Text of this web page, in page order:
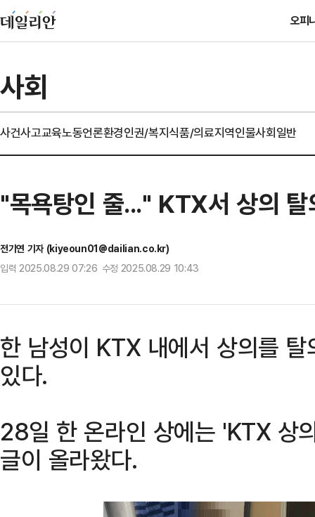
오피
사회
사건사고교육노동언론환경인권/복지식품/의료지역인물사회일반
"목욕탕인 줄..." KTX서 상의 탈
전기연 기자 (kiyeoun01@dailian.co.kr)
입력 2025.08.29 07:26 수정 2025.08.29 10:43
한 남성이 KTX 내에서 상의를
있다.
28일 한 온라인 상에는 'KTX 상
글이 올라왔다.